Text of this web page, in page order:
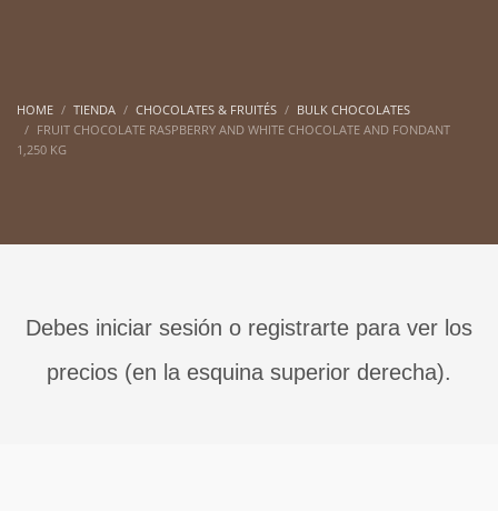
HOME TIENDA CHOCOLATES & FRUITÉS
BULK CHOCOLATES
FRUIT CHOCOLATE RASPBERRY AND WHITE CHOCOLATE AND FONDANT
1,250 KG
Debes iniciar sesión o registrarte para ver los
precios (en la esquina superior derecha).